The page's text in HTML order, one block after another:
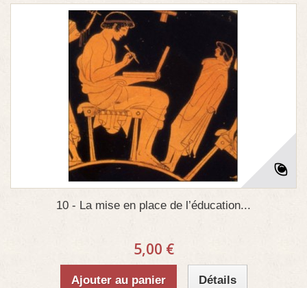
10 - La mise en place de l’éducation...
5,00 €
Ajouter au panier Détails